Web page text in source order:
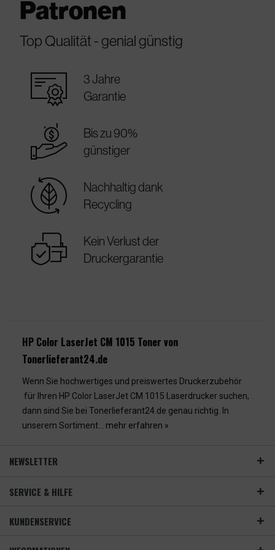
Patronen
Top Qualität - genial günstig
warranty_certificate
3 Jahre
Garantie
best_price
Bis zu 90%
günstiger
sustainable
Nachhaltig dank
Recycling
warranty
Kein Verlust der
Druckergarantie
HP Color LaserJet CM 1015 Toner von
Tonerlieferant24.de
Wenn Sie hochwertiges und preiswertes Druckerzubehör
für Ihren HP Color LaserJet CM 1015 Laserdrucker suchen,
dann sind Sie bei Tonerlieferant24.de genau richtig. In
unserem Sortiment... mehr erfahren »
NEWSLETTER
SERVICE & HILFE
KUNDENSERVICE